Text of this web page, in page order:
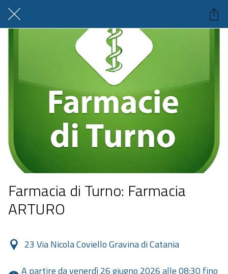
Farmacia di Turno: Farmacia
ARTURO
23 Via Nicola Coviello Gravina di Catania